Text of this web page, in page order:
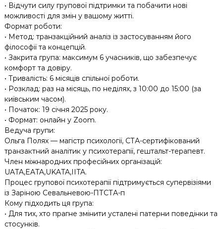
• Відчути силу групової підтримки та побачити нові
можливості для змін у вашому житті.
Формат роботи:
• Метод: транзакційний аналіз із застосуванням його
філософії та концепцій.
• Закрита група: максимум 6 учасників, що забезпечує
комфорт та довіру.
• Тривалість: 6 місяців спільної роботи.
• Розклад: раз на місяць, по неділях, з 10:00 до 15:00 (за
київським часом).
• Початок: 19 січня 2025 року.
• Формат: онлайн у Zoom.
Ведуча групи:
Ольга Полях — магістр психології, СТА-сертифікований
транзактний аналітик у психотерапії, гештальт-терапевт.
Член міжнародних професійних організацій:
UATA,EATA,UKATA,IITA.
Процес групової психотерапії підтримується супервізіями
із Заріною Севальневою-ПТСТА-п
Кому підходить ця група:
• Для тих, хто прагне змінити усталені патерни поведінки та
стосунків.